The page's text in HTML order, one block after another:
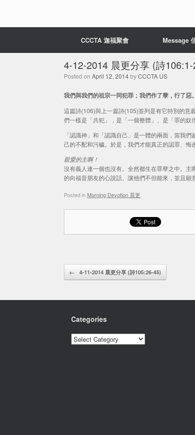
CCCTA 迦福聚會 Message
4-12-2014 晨更分享 (詩106:1-
Posted on April 12, 2014byCCCTA US
我們與我們的祖宗一同犯罪；我們作了孽，行了惡
這篇詩(106)與上一篇詩(105)並列是有它特別的意
們一樣是「共犯」，是「一個整體」、是「罪的奴
「認識神」和「認識自己」是一體的兩面，當我
己的不配和污穢。於是，我們才能真正的認罪、悔改
親愛的主啊！
沒有義人連一個也沒有。全然都生在罪孽之中。
的向福音朋友的心說話。讓他們不但能來，並且願
Posted in Morning Devotion 晨更
Post navigation
← 4-11-2014 晨更分享 (詩105:26-45)
Categories
Categories